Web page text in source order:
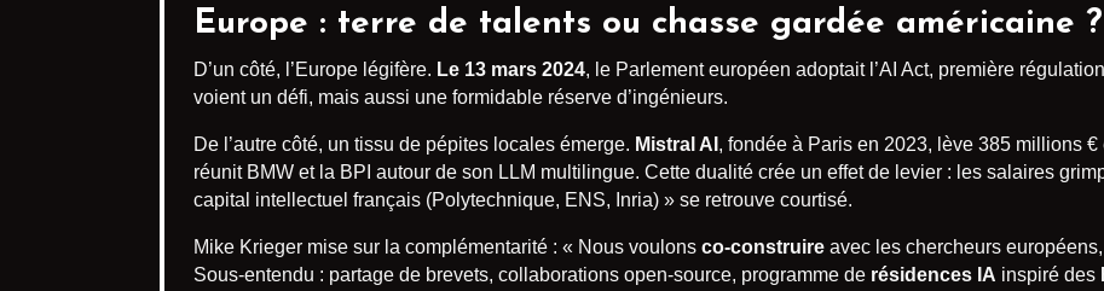
Europe : terre de talents ou chasse gardée américaine ?
D’un côté, l’Europe légifère. Le 13 mars 2024, le Parlement européen adoptait l’AI Act, première
voient un défi, mais aussi une formidable réserve d’ingénieurs.
De l’autre côté, un tissu de pépites locales émerge. Mistral AI , fondée à Paris en 2023, lève 385 millions €
réunit BMW et la BPI autour de son LLM multilingue. Cette dualité crée un effet de levier : les salaires
capital intellectuel français (Polytechnique, ENS, Inria) » se retrouve courtisé.
Mike Krieger mise sur la complémentarité : « Nous voulons co-construire avec les chercheurs
Sous-entendu : partage de brevets, collaborations open-source, programme de résidences IA inspiré des